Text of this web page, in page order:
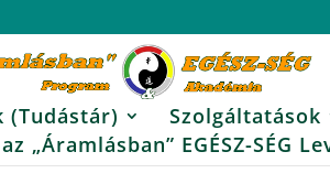
(Tudástár) Szolgáltatások
„Áramlásban” EGÉSZ-SÉG